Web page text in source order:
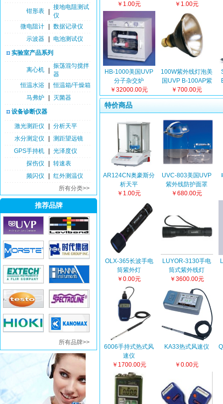
钳形表
接地电阻测试
仪
微电阻计
数据记录仪
示波器
电池测试仪
实验室产品系列
离心机
振荡混匀搅拌
器
恒温水浴
恒温箱/干燥箱
马弗炉
灭菌器
设备诊断仪器
激光测距仪
分析天平
水分测定仪
测距望远镜
GPS手持机
光泽度仪
探伤仪
转速表
频闪仪
红外测温仪
所有分类>>
推荐品牌
所有品牌>>
￥1.00元
￥1.00元
HB-1000美国UVP
分子杂交炉
￥32000.00元
100W紫外线灯泡美
国UVP B-100AP紫
外灯泡
￥700.00元
特价商品
AR124CN奥豪斯分
析天平
￥1.00元
UVC-803美国UVP
紫外线防护面罩
￥680.00元
OLX-365长波手电
筒紫外灯
￥0.00元
LUYOR-3130手电
筒式紫外线灯
￥3600.00元
6006手持式热式风
速仪
￥1700.00元
KA33热式风速仪
￥0.00元